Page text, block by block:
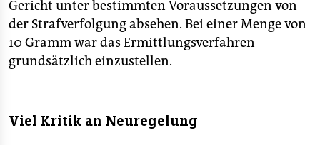
Gericht unter bestimmten Voraussetzungen von
der Strafverfolgung absehen. Bei einer Menge von
10 Gramm war das Ermittlungsverfahren
grundsätzlich einzustellen.
Viel Kritik an Neuregelung